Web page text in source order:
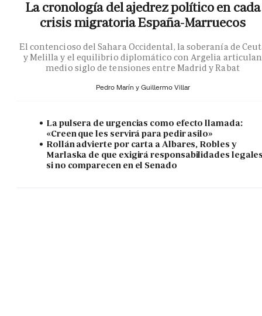
La cronología del ajedrez político en cada
crisis migratoria España-Marruecos
El contencioso del Sahara Occidental, la soberanía de
y Melilla y el equilibrio diplomático con Argelia articulan
medio siglo de tensiones entre Madrid y Rabat
Pedro Marín y Guillermo Villar
La pulsera de urgencias como efecto llamada:
«Creen que les servirá para pedir asilo»
Rollán advierte por carta a Albares, Robles y
Marlaska de que exigirá responsabilidades
si no comparecen en el Senado